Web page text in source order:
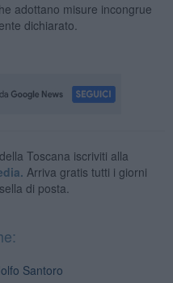
adottano misure incongrue
dichiarato.
Toscana iscriviti alla
Arriva gratis tutti i giorni
di posta.
Santoro